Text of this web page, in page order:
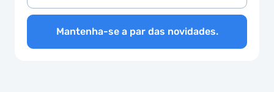
Mantenha-se a par das novidades.